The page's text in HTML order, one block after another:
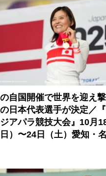
自国開催で世界を迎え
日本代表選手が決定／
アパラ競技大会』10月
日）〜24日（土）愛知・